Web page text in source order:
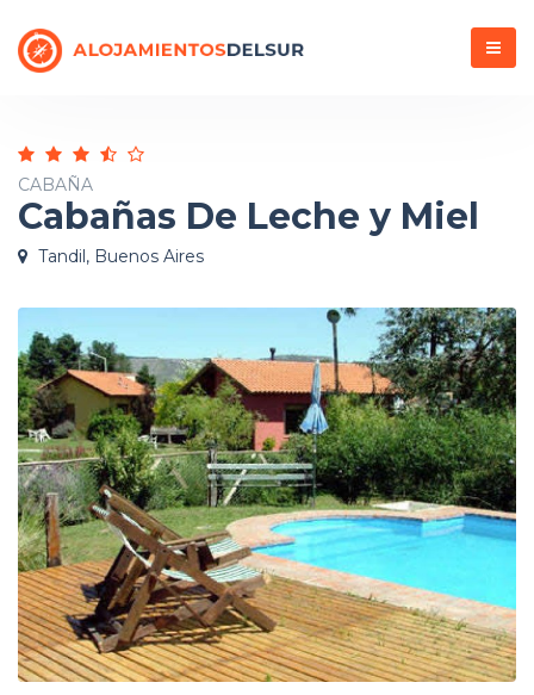
Menú
CABAÑA
Cabañas De Leche y Miel
Tandil, Buenos Aires